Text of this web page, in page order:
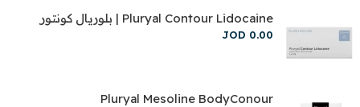
Pluryal Contour Lidocaine | بلوريال كونتور
JOD 0.00
Pluryal Mesoline BodyConour